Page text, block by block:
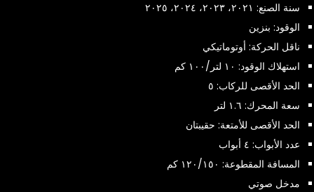
سنة الصنع: ٢٠٢١، ٢٠٢٣، ٢٠٢٤، ٢٠٢٥
الوقود: بنزين
ناقل الحركة: أوتوماتيكي
استهلاك الوقود: ١٠ لتر/١٠٠ كم
الحد الأقصى للركاب: ٥
سعة المحرك: ١.٦ لتر
الحد الأقصى للأمتعة: حقيبتان
عدد الأبواب: ٤ أبواب
المسافة المقطوعة: ١٢٠/١٥٠ كم
مدخل صوتي